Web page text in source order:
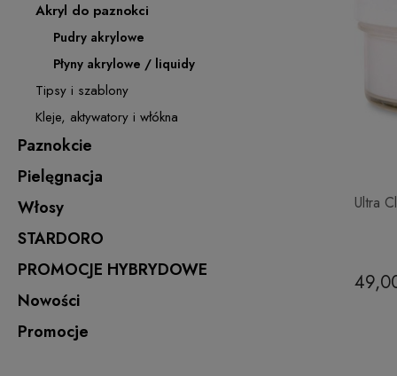
Akryl do paznokci
Pudry akrylowe
Płyny akrylowe / liquidy
Tipsy i szablony
Kleje, aktywatory i włókna
Paznokcie
Pielęgnacja
Włosy
STARDORO
PROMOCJE HYBRYDOWE
Nowości
Promocje
Ultra